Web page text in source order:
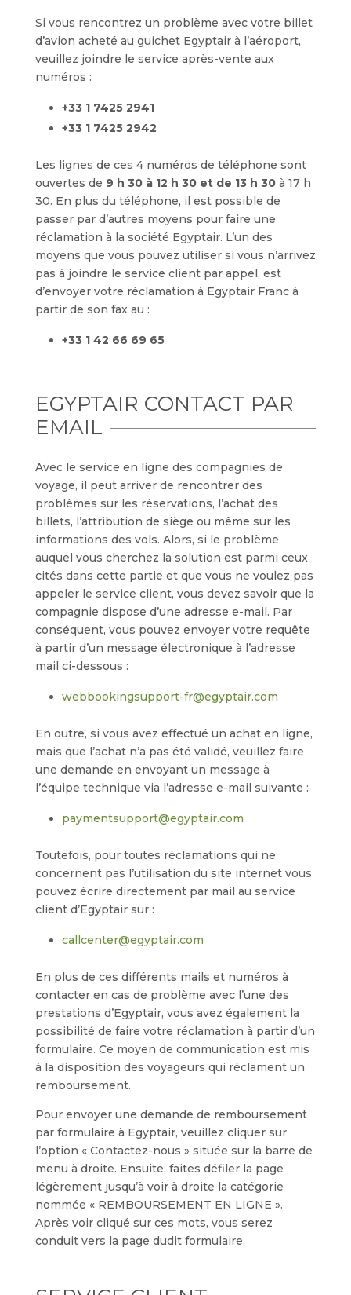
Si vous rencontrez un problème avec votre billet
d’avion acheté au guichet Egyptair à l’aéroport,
veuillez joindre le service après-vente aux
numéros :
+33 1 7425 2941
+33 1 7425 2942
Les lignes de ces 4 numéros de téléphone sont
ouvertes de 9 h 30 à 12 h 30 et de 13 h 30à 17 h
30. En plus du téléphone, il est possible de
passer par d’autres moyens pour faire une
réclamation à la société Egyptair. L’un des
moyens que vous pouvez utiliser si vous n’arrivez
pas à joindre le service client par appel, est
d’envoyer votre réclamation à Egyptair Franc à
partir de son fax au :
+33 1 42 66 69 65
EGYPTAIR CONTACT PAR
EMAIL
Avec le service en ligne des compagnies de
voyage, il peut arriver de rencontrer des
problèmes sur les réservations, l’achat des
billets, l’attribution de siège ou même sur les
informations des vols. Alors, si le problème
auquel vous cherchez la solution est parmi ceux
cités dans cette partie et que vous ne voulez pas
appeler le service client, vous devez savoir que la
compagnie dispose d’une adresse e-mail. Par
conséquent, vous pouvez envoyer votre requête
à partir d’un message électronique à l’adresse
mail ci-dessous :
webbookingsupport-fr@egyptair.com
En outre, si vous avez effectué un achat en ligne,
mais que l’achat n’a pas été validé, veuillez faire
une demande en envoyant un message à
l’équipe technique via l’adresse e-mail suivante :
paymentsupport@egyptair.com
Toutefois, pour toutes réclamations qui ne
concernent pas l’utilisation du site internet vous
pouvez écrire directement par mail au service
client d’Egyptair sur :
callcenter@egyptair.com
En plus de ces différents mails et numéros à
contacter en cas de problème avec l’une des
prestations d’Egyptair, vous avez également la
possibilité de faire votre réclamation à partir d’un
formulaire. Ce moyen de communication est mis
à la disposition des voyageurs qui réclament un
remboursement.
Pour envoyer une demande de remboursement
par formulaire à Egyptair, veuillez cliquer sur
l’option « Contactez-nous » située sur la barre de
menu à droite. Ensuite, faites défiler la page
légèrement jusqu’à voir à droite la catégorie
nommée « REMBOURSEMENT EN LIGNE ».
Après voir cliqué sur ces mots, vous serez
conduit vers la page dudit formulaire.